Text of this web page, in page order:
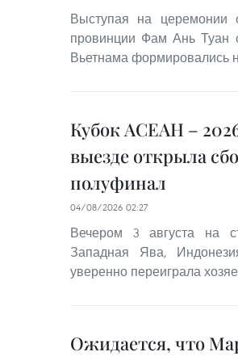
Выступая на церемонии
провинции Фам Ань Туан
Вьетнама формировались
Кубок АСЕАН –
выезде открыла
полуфинал
04/08/2026 02:27
Вечером 3 августа на
Западная Ява,
уверенно переиграла
Ожидается, что